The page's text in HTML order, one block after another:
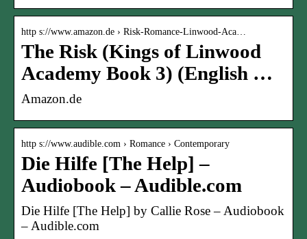
http s://www.amazon.de › Risk-Romance-Linwood-Aca…
The Risk (Kings of Linwood
Academy Book 3) (English …
Amazon.de
http s://www.audible.com › Romance › Contemporary
Die Hilfe [The Help] –
Audiobook – Audible.com
Die Hilfe [The Help] by Callie Rose – Audiobook
– Audible.com